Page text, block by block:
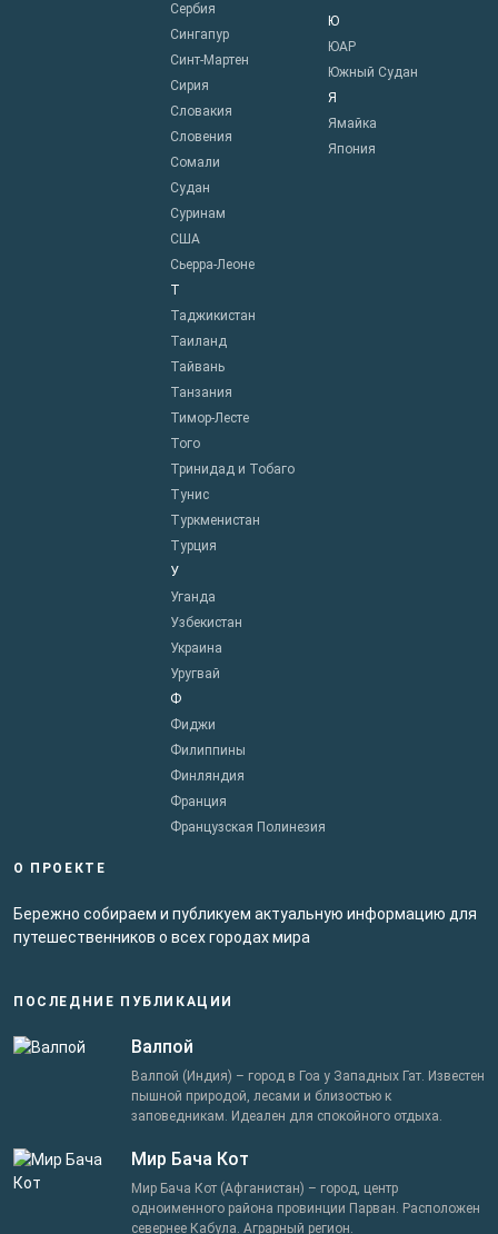
Сербия
Сингапур
Синт-Мартен
Сирия
Словакия
Словения
Сомали
Судан
Суринам
США
Сьерра-Леоне
Т
Таджикистан
Таиланд
Тайвань
Танзания
Тимор-Лесте
Того
Тринидад и Тобаго
Тунис
Туркменистан
Турция
У
Уганда
Узбекистан
Украина
Уругвай
Ф
Фиджи
Филиппины
Финляндия
Франция
Французская Полинезия
Ю
ЮАР
Южный Судан
Я
Ямайка
Япония
О ПРОЕКТЕ
Бережно собираем и публикуем актуальную информацию для
путешественников о всех городах мира
ПОСЛЕДНИЕ ПУБЛИКАЦИИ
Валпой
Валпой (Индия) – город в Гоа у Западных Гат. Известен
пышной природой, лесами и близостью к
заповедникам. Идеален для спокойного отдыха.
Мир Бача Кот
Мир Бача Кот (Афганистан) – город, центр
одноименного района провинции Парван. Расположен
севернее Кабула. Аграрный регион.